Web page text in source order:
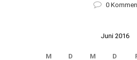
0
Juni 2016
M D M D